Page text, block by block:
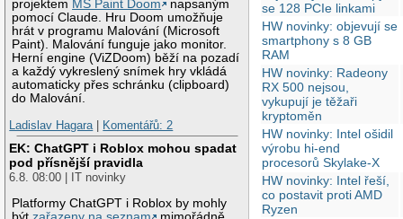
projektem MS Paint Doom
napsaným
pomocí Claude. Hru Doom umožňuje
hrát v programu Malování (Microsoft
Paint). Malování funguje jako monitor.
Herní engine (ViZDoom) běží na pozadí
a každý vykreslený snímek hry vkládá
automaticky přes schránku (clipboard)
do Malování.
Ladislav Hagara
Komentářů: 2
EK: ChatGPT i Roblox mohou spadat
pod přísnější pravidla
6.8. 08:00 | IT novinky
Platformy ChatGPT i Roblox by mohly
se 128 PCIe linkami
HW novinky: objevují se
smartphony s 8 GB
RAM
HW novinky: Radeony
RX 500 nejsou,
vykupují je těžaři
kryptoměn
HW novinky: Intel ošidil
výrobu hi-end
procesorů Skylake-X
HW novinky: Intel řeší,
co postavit proti AMD
Ryzen